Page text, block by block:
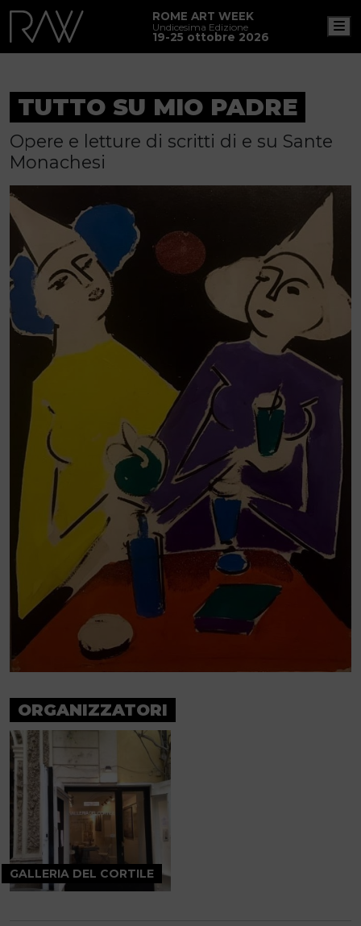
ROME ART WEEK
Undicesima Edizione
19-25 ottobre 2026
TUTTO SU MIO PADRE
Opere e letture di scritti di e su Sante
Monachesi
ORGANIZZATORI
GALLERIA DEL CORTILE